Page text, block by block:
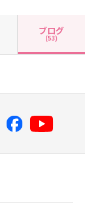
ブログ
(53)